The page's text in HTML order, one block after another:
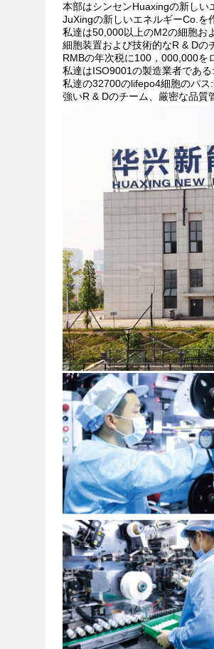
本部はシンセンHuaxingの新し
JuXingの新しいエネルギーCo.を
私達は50,000以上のM2の細胞お
細胞装置および技術的なR & Dの
RMBの年次税に100，000,000を
私達はISO9001の製造業者であ
私達の32700のlifepo4細胞のパス
強いR & Dのチーム、厳密な品質